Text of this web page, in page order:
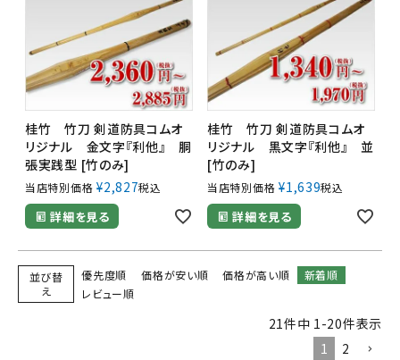
桂竹 竹刀 剣道防具コムオ
リジナル 金文字『利他』 胴
張実践型 [竹のみ]
当店特別価格 ¥2,827税込
詳細を見る
桂竹 竹刀 剣道防具コムオ
リジナル 黒文字『利他』 並
[竹のみ]
当店特別価格 ¥1,639税込
詳細を見る
並び替
え
優先度順 価格が安い順 価格が高い順
新着順
レビュー順
21件中 1-20件表示
1
2